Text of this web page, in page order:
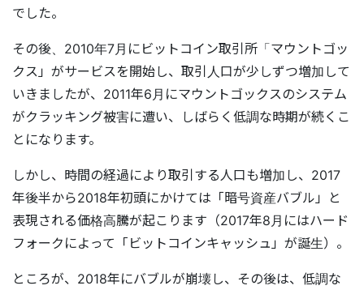
でした。
その後、2010年7月にビットコイン取引所「マウントゴッ
クス」がサービスを開始し、取引人口が少しずつ増加して
いきましたが、2011年6月にマウントゴックスのシステム
がクラッキング被害に遭い、しばらく低調な時期が続くこ
とになります。
しかし、時間の経過により取引する人口も増加し、2017
年後半から2018年初頭にかけては「暗号資産バブル」と
表現される価格高騰が起こります（2017年8月にはハード
フォークによって「ビットコインキャッシュ」が誕生）。
ところが、2018年にバブルが崩壊し、その後は、低調な